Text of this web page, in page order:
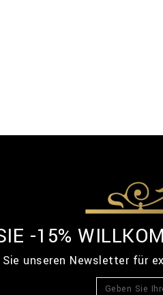
-15%
Sie unseren Newsletter für